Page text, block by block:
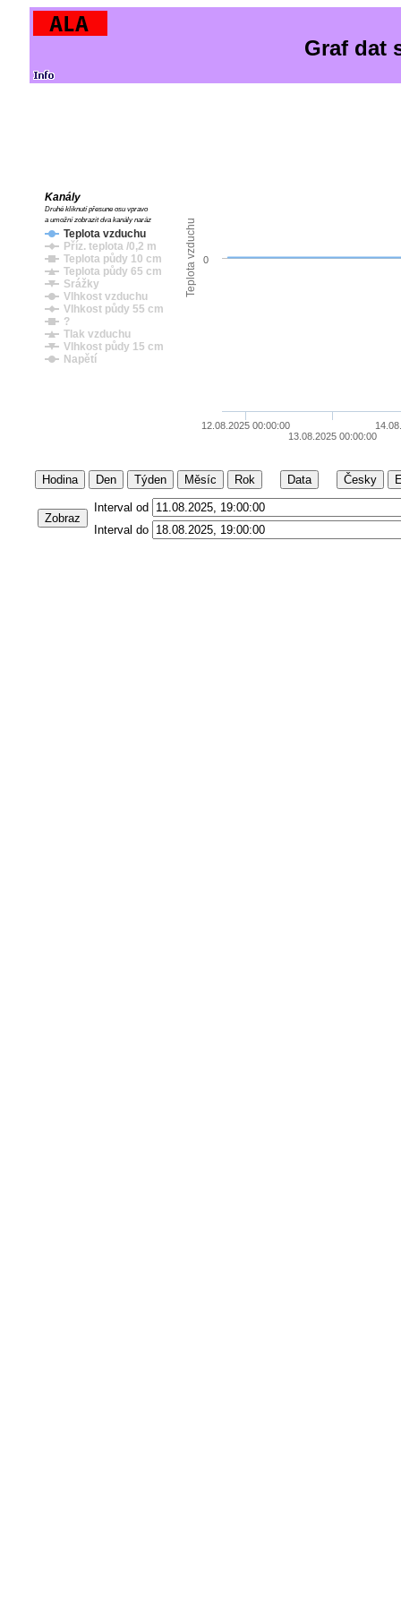
Graf dat
Teplota vzduchu
Teplota vzduchu
Příz. teplota /0,2 m
Teplota půdy 10 cm
Teplota půdy 65 cm
Srážky
Vlhkost vzduchu
Vlhkost půdy 55 cm
?
Tlak vzduchu
Vlhkost půdy 15 cm
Napětí
Kanály
Druhé kliknutí přesune osu vpravo
a umožní zobrazit dva kanály naráz
12.08.2025 00:00:00
13.08.2025 00:00:00
0
Hodina Den Týden Měsíc Rok Data Česky
Zobraz
Interval od
Interval do